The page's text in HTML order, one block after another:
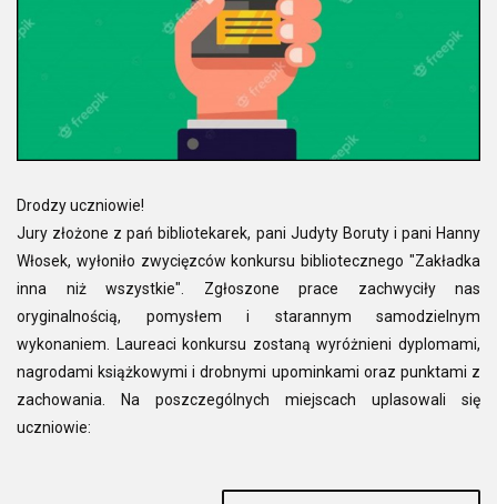
Drodzy uczniowie!
Jury złożone z pań bibliotekarek, pani Judyty Boruty i pani Hanny
Włosek, wyłoniło zwycięzców konkursu bibliotecznego "Zakładka
inna niż wszystkie". Zgłoszone prace zachwyciły nas
oryginalnością, pomysłem i starannym samodzielnym
wykonaniem. Laureaci konkursu zostaną wyróżnieni dyplomami,
nagrodami książkowymi i drobnymi upominkami oraz punktami z
zachowania. Na poszczególnych miejscach uplasowali się
uczniowie: